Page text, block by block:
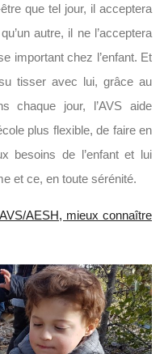
que tel jour, il acceptera
autre, il ne l’acceptera
important chez l’enfant. Et
tisser avec lui, grâce au
chaque jour, l’AVS aide
plus flexible, de faire en
besoins de l’enfant et lui
et ce, en toute sérénité.
AESH, mieux connaître